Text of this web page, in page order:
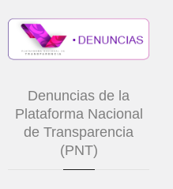
Denuncias de la
Plataforma Nacional
de Transparencia
(PNT)